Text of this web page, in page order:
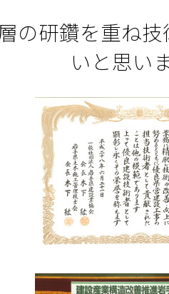
の研鑽を重ね
いと思い